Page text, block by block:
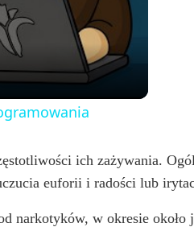
ich zażywania.
euforii i radości lub
narkotyków, w okresie około